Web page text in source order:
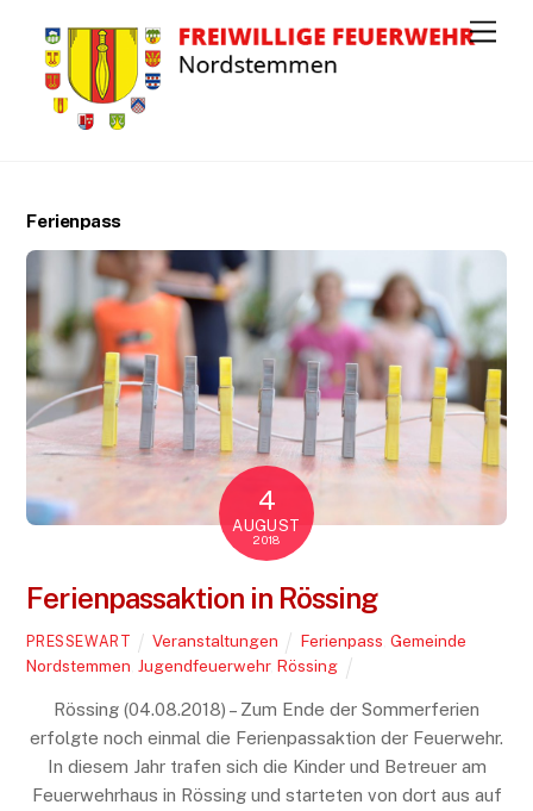
M
e
Ferienpass
4
AUGUST
2018
Ferienpassaktion in Rössing
PRESSEWART Veranstaltungen Ferienpass ,Gemeinde
Nordstemmen ,Jugendfeuerwehr,Rössing
Rössing (04.08.2018) – Zum Ende der Sommerferien
erfolgte noch einmal die Ferienpassaktion der Feuerwehr.
In diesem Jahr trafen sich die Kinder und Betreuer am
Feuerwehrhaus in Rössing und starteten von dort aus auf